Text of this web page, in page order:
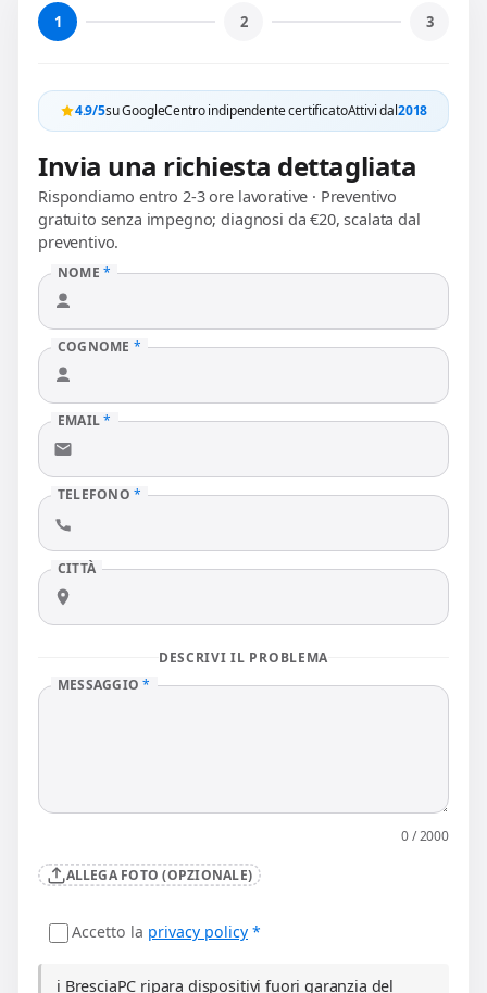
1 2 3
4.9/5su GoogleCentro indipendente certificatoAttivi dal2018
Invia una richiesta dettagliata
Rispondiamo entro 2-3 ore lavorative · Preventivo
gratuito senza impegno; diagnosi da €20, scalata dal
preventivo.
NOME*
COGNOME *
EMAIL*
TELEFONO*
CITTÀ
DESCRIVI IL PROBLEMA
MESSAGGIO*
0 / 2000
ALLEGA FOTO (OPZIONALE)
Accetto la privacy policy *
ℹ️ BresciaPC ripara dispositivi fuori garanzia del